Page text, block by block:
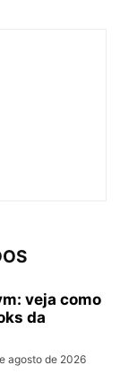
veja como
da
agosto de 2026